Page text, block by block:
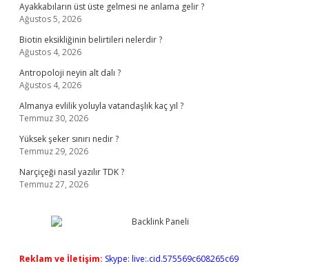
Ayakkabıların üst üste gelmesi ne anlama gelir ?
Ağustos 5, 2026
Biotin eksikliğinin belirtileri nelerdir ?
Ağustos 4, 2026
Antropoloji neyin alt dalı ?
Ağustos 4, 2026
Almanya evlilik yoluyla vatandaşlık kaç yıl ?
Temmuz 30, 2026
Yüksek şeker sınırı nedir ?
Temmuz 29, 2026
Narçiçeği nasıl yazılır TDK ?
Temmuz 27, 2026
Reklam ve İletişim: Skype: live:.cid.575569c608265c69